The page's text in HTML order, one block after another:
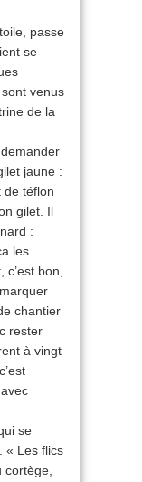
passe
se
venus
de la
jaune :
de téflon
gilet. Il
:
les
bon,
chantier
rester
à vingt
se
« Les flics